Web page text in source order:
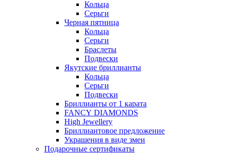
Кольца
Серьги
Черная пятница
Кольца
Серьги
Браслеты
Подвески
Якутские бриллианты
Кольца
Серьги
Подвески
Бриллианты от 1 карата
FANCY DIAMONDS
High Jewellery
Бриллиантовое предложение
Украшения в виде змеи
Подарочные сертификаты